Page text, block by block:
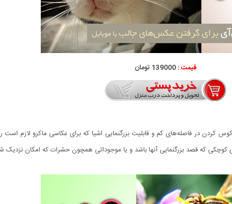
قیمت :139000 تومان
در فاصله‌های کم و قابلیت بزرگنمایی اشیا که برای عکاسی ماکرو لازم است را نیز
کوچکی که قصد بزرگنمایی آنها باشد و یا موجوداتی همچون حشرات که امکان